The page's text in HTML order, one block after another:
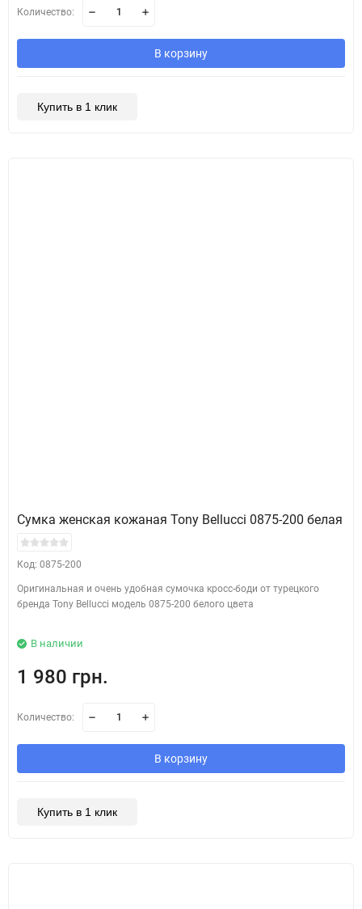
Количество:
В корзину
Купить в 1 клик
Сумка женская кожаная Tony Bellucci 0875-200 белая
Код: 0875-200
Оригинальная и очень удобная сумочка кросс-боди от турецкого
бренда Tony Bellucci модель 0875-200 белого цвета
В наличии
1 980 грн.
Количество:
В корзину
Купить в 1 клик